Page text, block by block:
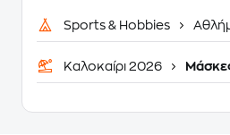
Sports & Hobbies
Καλοκαίρι 2026